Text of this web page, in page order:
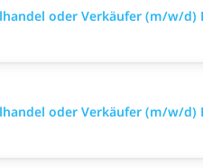
oder Verkäufer (m/w/d)
oder Verkäufer (m/w/d)